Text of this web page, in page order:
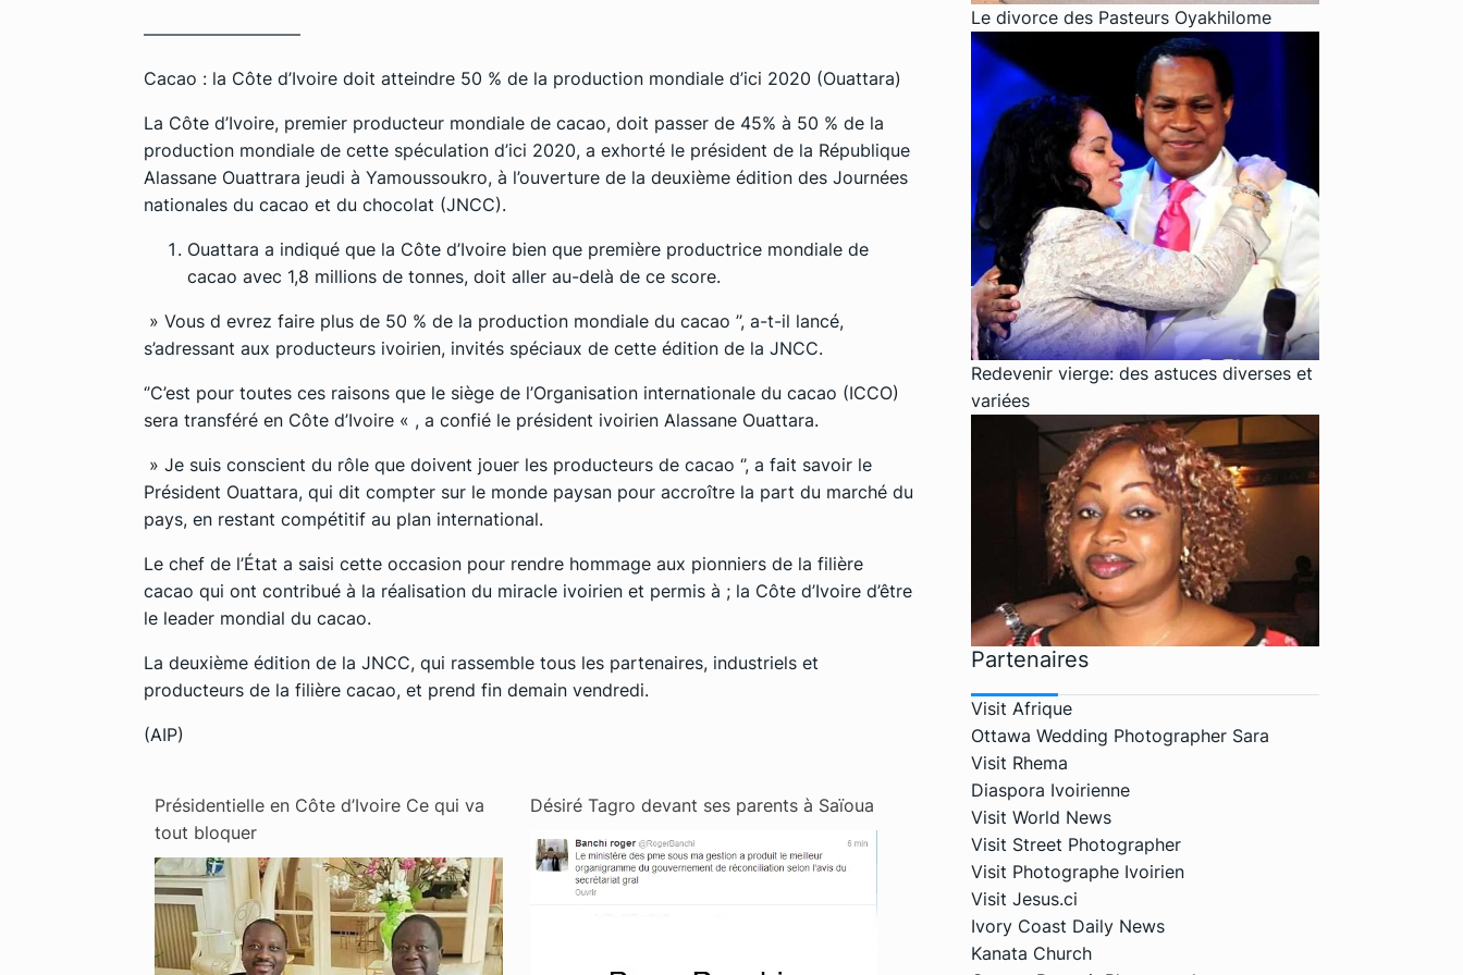
—————————
Cacao : la Côte d’Ivoire doit atteindre 50 % de la production mondiale d’ici 2020 (Ouattara)
La Côte d’Ivoire, premier producteur mondiale de cacao, doit passer de 45% à 50 % de la
production mondiale de cette spéculation d’ici 2020, a exhorté le président de la République
Alassane Ouattrara jeudi à Yamoussoukro, à l’ouverture de la deuxième édition des Journées
nationales du cacao et du chocolat (JNCC).
Ouattara a indiqué que la Côte d’Ivoire bien que première productrice mondiale de
cacao avec 1,8 millions de tonnes, doit aller au-delà de ce score.
» Vous d evrez faire plus de 50 % de la production mondiale du cacao ’’, a-t-il lancé,
s’adressant aux producteurs ivoirien, invités spéciaux de cette édition de la JNCC.
‘’C’est pour toutes ces raisons que le siège de l’Organisation internationale du cacao (ICCO)
sera transféré en Côte d’Ivoire « , a confié le président ivoirien Alassane Ouattara.
» Je suis conscient du rôle que doivent jouer les producteurs de cacao ‘’, a fait savoir le
Président Ouattara, qui dit compter sur le monde paysan pour accroître la part du marché du
pays, en restant compétitif au plan international.
Le chef de l’État a saisi cette occasion pour rendre hommage aux pionniers de la filière
cacao qui ont contribué à la réalisation du miracle ivoirien et permis à ; la Côte d’Ivoire d’être
le leader mondial du cacao.
La deuxième édition de la JNCC, qui rassemble tous les partenaires, industriels et
producteurs de la filière cacao, et prend fin demain vendredi.
(AIP)
Présidentielle en Côte d’Ivoire Ce qui va
tout bloquer
Désiré Tagro devant ses parents à Saïoua
Le divorce des Pasteurs Oyakhilome
Redevenir vierge: des astuces diverses et
variées
Partenaires
Visit Afrique
Ottawa Wedding Photographer Sara
Visit Rhema
Diaspora Ivoirienne
Visit World News
Visit Street Photographer
Visit Photographe Ivoirien
Visit Jesus.ci
Ivory Coast Daily News
Kanata Church